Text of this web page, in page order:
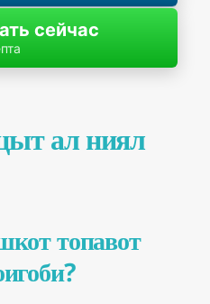
сейчас
ал ниял
топавот